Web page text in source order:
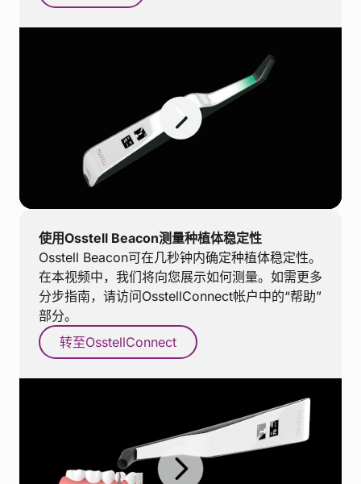
使用Osstell Beacon测量种植体稳定性
Osstell Beacon可在几秒钟内确定种植体稳定性。
在本视频中，我们将向您展示如何测量。如需更多
分步指南，请访问OsstellConnect帐户中的“帮助”
部分。
转至OsstellConnect